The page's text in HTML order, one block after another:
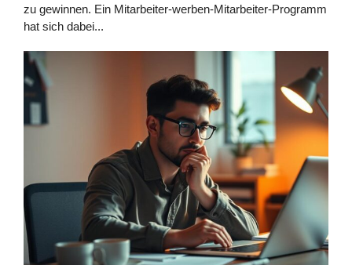
zu gewinnen. Ein Mitarbeiter-werben-Mitarbeiter-Programm
hat sich dabei...